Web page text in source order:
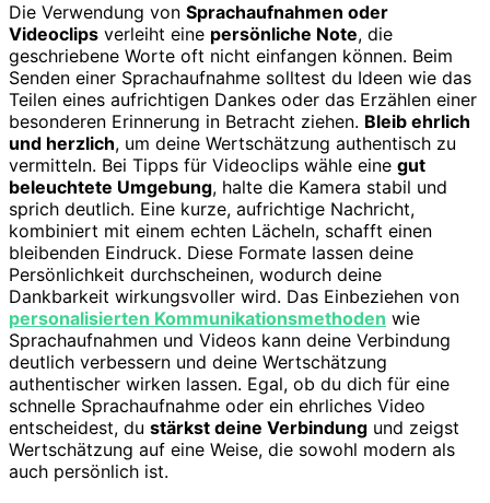
Die Verwendung von Sprachaufnahmen oder
Videoclips verleiht eine persönliche Note, die
geschriebene Worte oft nicht einfangen können. Beim
Senden einer Sprachaufnahme solltest du Ideen wie das
Teilen eines aufrichtigen Dankes oder das Erzählen einer
besonderen Erinnerung in Betracht ziehen. Bleib ehrlich
und herzlich, um deine Wertschätzung authentisch zu
vermitteln. Bei Tipps für Videoclips wähle eine gut
beleuchtete Umgebung, halte die Kamera stabil und
sprich deutlich. Eine kurze, aufrichtige Nachricht,
kombiniert mit einem echten Lächeln, schafft einen
bleibenden Eindruck. Diese Formate lassen deine
Persönlichkeit durchscheinen, wodurch deine
Dankbarkeit wirkungsvoller wird. Das Einbeziehen von
personalisierten Kommunikationsmethoden wie
Sprachaufnahmen und Videos kann deine Verbindung
deutlich verbessern und deine Wertschätzung
authentischer wirken lassen. Egal, ob du dich für eine
schnelle Sprachaufnahme oder ein ehrliches Video
entscheidest, du stärkst deine Verbindung und zeigst
Wertschätzung auf eine Weise, die sowohl modern als
auch persönlich ist.